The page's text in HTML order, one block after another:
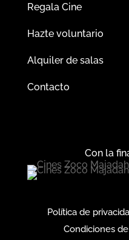
Regala Cine
Hazte voluntario
Alquiler de salas
Contacto
Con la
Política de
Condiciones